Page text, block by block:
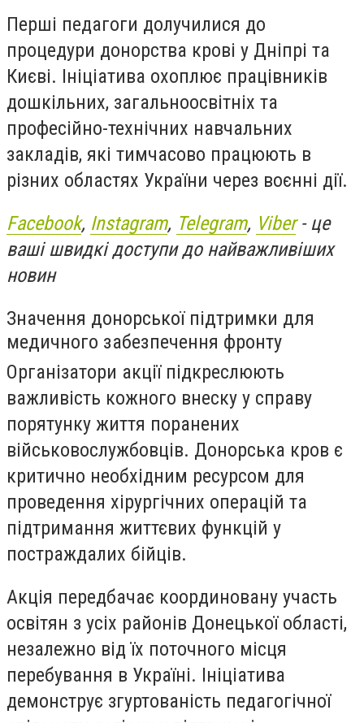
Перші педагоги долучилися до
процедури донорства крові у Дніпрі та
Києві. Ініціатива охоплює працівників
дошкільних, загальноосвітніх та
професійно-технічних навчальних
закладів, які тимчасово працюють в
різних областях України через воєнні дії.
Facebook, Instagram, Telegram, Viber- це
ваші швидкі доступи до найважливіших
новин
Значення донорської підтримки для
медичного забезпечення фронту
Організатори акції підкреслюють
важливість кожного внеску у справу
порятунку життя поранених
військовослужбовців. Донорська кров є
критично необхідним ресурсом для
проведення хірургічних операцій та
підтримання життєвих функцій у
постраждалих бійців.
Акція передбачає координовану участь
освітян з усіх районів Донецької області,
незалежно від їх поточного місця
перебування в Україні. Ініціатива
демонструє згуртованість педагогічної